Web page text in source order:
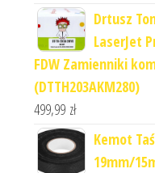
Drtusz
LaserJet
FDW Zamienniki
(DTTH203AKM280)
499,99 zł
Kemot
19mm/